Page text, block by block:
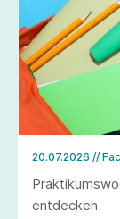
20.07.2026 //
entdecken